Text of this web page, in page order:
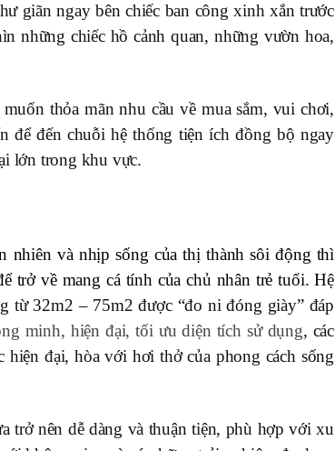
giãn ngay bên chiếc ban công xinh xắn trước
những chiếc hồ cảnh quan, những vườn hoa,
thỏa mãn nhu cầu về mua sắm, vui chơi,
đến chuỗi hệ thống tiện ích đồng bộ ngay
lớn trong khu vực.
nhiên và nhịp sống của thị thành sôi động thì
trở về mang cá tính của chủ nhân trẻ tuổi. Hệ
từ 32m2 – 75m2 được “đo ni đóng giày” đáp
minh, hiện đại, tối ưu diện tích sử dụng, các
hiện đại, hòa với hơi thở của phong cách sống
trở nên dễ dàng và thuận tiện, phù hợp với xu